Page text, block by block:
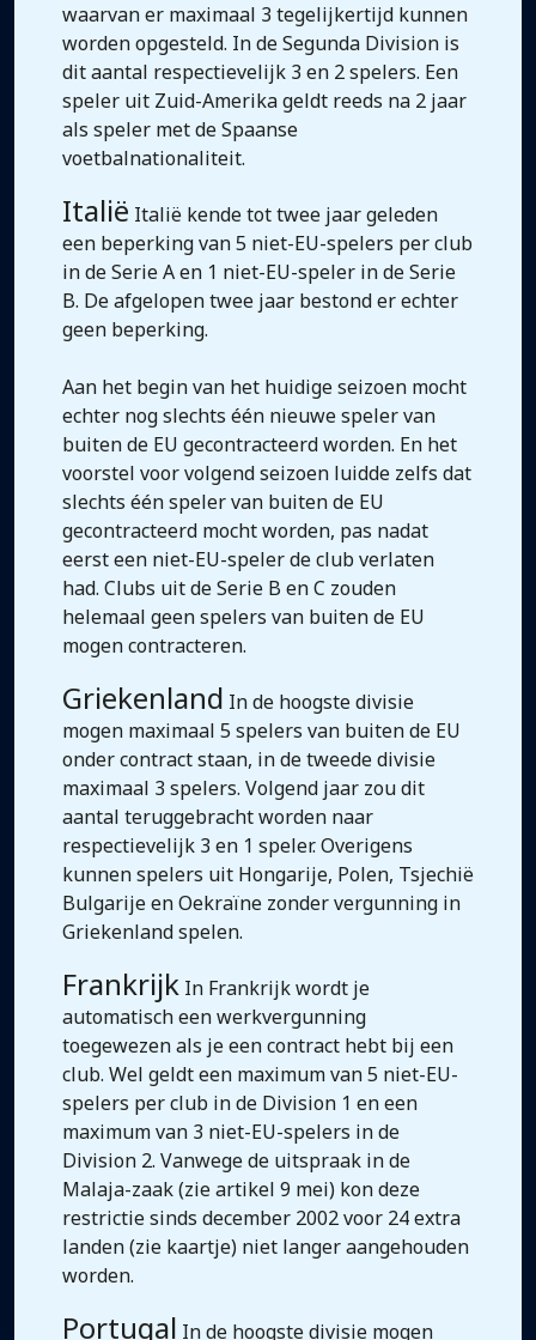
waarvan er maximaal 3 tegelijkertijd kunnen
worden opgesteld. In de Segunda Division is
dit aantal respectievelijk 3 en 2 spelers. Een
speler uit Zuid-Amerika geldt reeds na 2 jaar
als speler met de Spaanse
voetbalnationaliteit.
Italië Italië kende tot twee jaar geleden
een beperking van 5 niet-EU-spelers per club
in de Serie A en 1 niet-EU-speler in de Serie
B. De afgelopen twee jaar bestond er echter
geen beperking.
Aan het begin van het huidige seizoen mocht
echter nog slechts één nieuwe speler van
buiten de EU gecontracteerd worden. En het
voorstel voor volgend seizoen luidde zelfs dat
slechts één speler van buiten de EU
gecontracteerd mocht worden, pas nadat
eerst een niet-EU-speler de club verlaten
had. Clubs uit de Serie B en C zouden
helemaal geen spelers van buiten de EU
mogen contracteren.
Griekenland In de hoogste divisie
mogen maximaal 5 spelers van buiten de EU
onder contract staan, in de tweede divisie
maximaal 3 spelers. Volgend jaar zou dit
aantal teruggebracht worden naar
respectievelijk 3 en 1 speler. Overigens
kunnen spelers uit Hongarije, Polen, Tsjechië
Bulgarije en Oekraïne zonder vergunning in
Griekenland spelen.
Frankrijk In Frankrijk wordt je
automatisch een werkvergunning
toegewezen als je een contract hebt bij een
club. Wel geldt een maximum van 5 niet-EU-
spelers per club in de Division 1 en een
maximum van 3 niet-EU-spelers in de
Division 2. Vanwege de uitspraak in de
Malaja-zaak (zie artikel 9 mei) kon deze
restrictie sinds december 2002 voor 24 extra
landen (zie kaartje) niet langer aangehouden
worden.
Portugal In de hoogste divisie mogen